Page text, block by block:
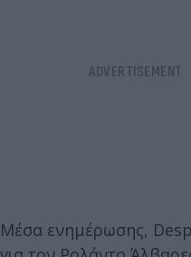
Μέσα ενημέρωσης,